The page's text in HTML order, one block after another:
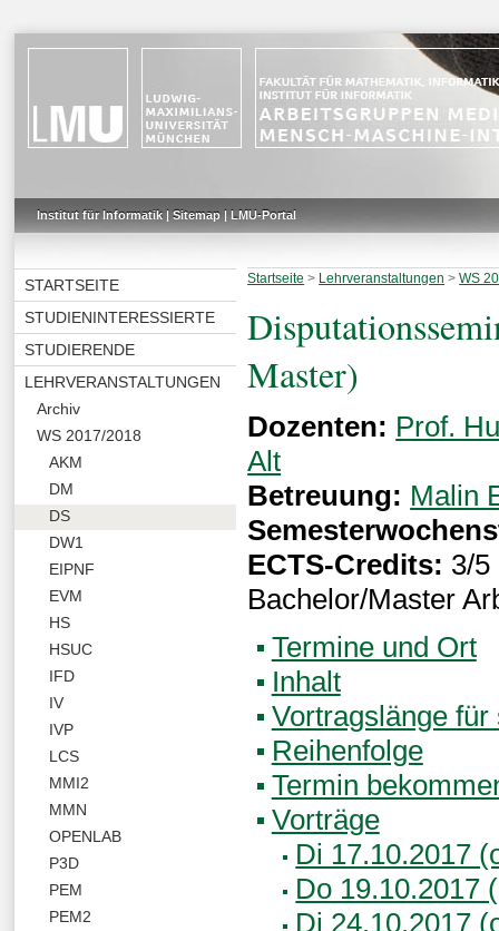
Institut für Informatik| Sitemap| LMU-Portal
STARTSEITE
STUDIENINTERESSIERTE
STUDIERENDE
LEHRVERANSTALTUNGEN
Archiv
WS 2017/2018
AKM
DM
DS
DW1
EIPNF
EVM
HS
HSUC
IFD
IV
IVP
LCS
MMI2
MMN
OPENLAB
P3D
PEM
PEM2
Startseite > Lehrveranstaltungen >WS
Master)
Dozenten: Prof.
Alt
Betreuung: Malin
ECTS-Credits: 3/5
Bachelor/Master
Termine und Ort
Inhalt
Vortragslänge
Reihenfolge
Termin
Vorträge
Di 17.10.2017
Do 19.10.2017
Di 24.10.2017